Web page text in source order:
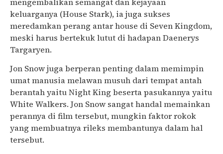
keluarganya (House Stark), ia juga sukses
meredamkan perang antar house di Seven Kingdom,
meski harus bertekuk lutut di hadapan Daenerys
Targaryen.
Jon Snow juga berperan penting dalam memimpin
umat manusia melawan musuh dari tempat antah
berantah yaitu Night King beserta pasukannya yaitu
White Walkers. Jon Snow sangat handal memainkan
perannya di film tersebut, mungkin faktor rokok
yang membuatnya rileks membantunya dalam hal
tersebut.